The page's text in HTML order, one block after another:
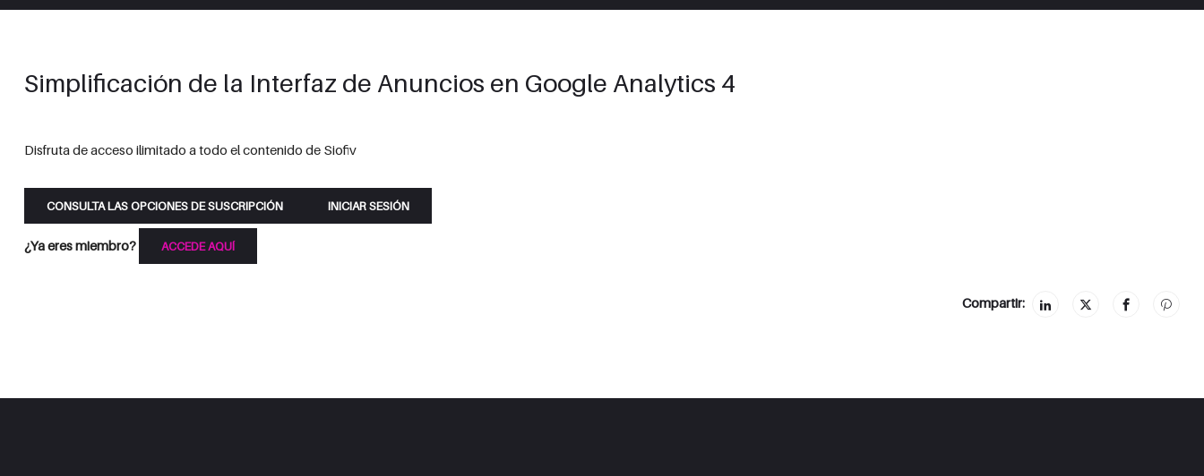
Simplificación de la Interfaz de Anuncios en Google Analytics 4
Disfruta de acceso ilimitado a todo el contenido de Siofiv
CONSULTA LAS OPCIONES DE SUSCRIPCIÓN INICIAR SESIÓN
¿Ya eres miembro? ACCEDE AQUÍ
Compartir: